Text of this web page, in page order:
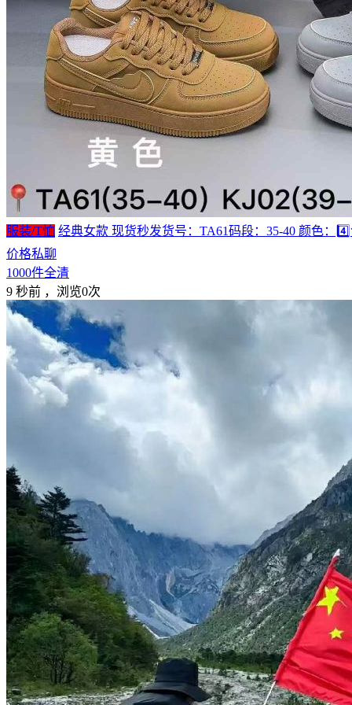
服装/T恤 经典女款 现货秒发货号：TA61码段：35-40 颜色：
价格私聊
1000件全清
9 秒前 ，浏览0次